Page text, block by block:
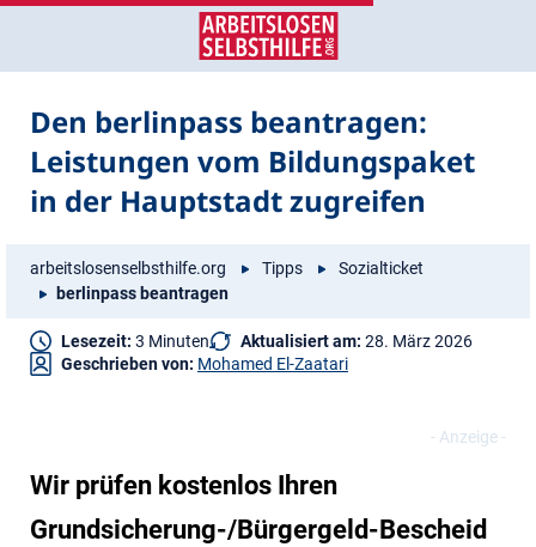
Zum
Zur
Den berlinpass beantragen:
Leistungen vom Bildungspaket
in der Hauptstadt zugreifen
arbeitslosenselbsthilfe.org Tipps
Sozialticket
berlinpass beantragen
Lesezeit: 3 Minuten Aktualisiert am: 28. März 2026
Geschrieben von: Mohamed El-Zaatari
Wir prüfen kostenlos Ihren
Grundsicherung-/Bürgergeld-Bescheid